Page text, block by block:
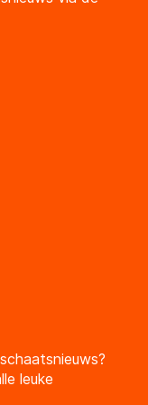
leuke